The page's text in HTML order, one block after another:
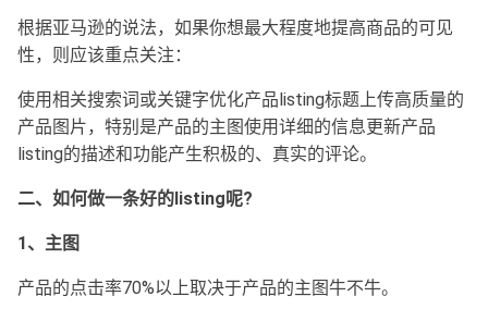
根据亚马逊的说法，如果你想最大程度地提高商品的可见
性，则应该重点关注：
使用相关搜索词或关键字优化产品listing标题上传高质量的
产品图片，特别是产品的主图使用详细的信息更新产品
listing的描述和功能产生积极的、真实的评论。
二、如何做一条好的listing呢?
1、主图
产品的点击率70%以上取决于产品的主图牛不牛。